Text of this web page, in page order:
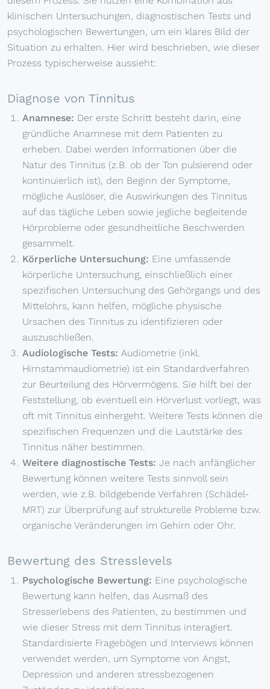
klinischen Untersuchungen, diagnostischen Tests und
psychologischen Bewertungen, um ein klares Bild der
Situation zu erhalten. Hier wird beschrieben, wie dieser
Prozess typischerweise aussieht:
Diagnose von Tinnitus
Anamnese: Der erste Schritt besteht darin, eine
gründliche Anamnese mit dem Patienten zu
erheben. Dabei werden Informationen über die
Natur des Tinnitus (z.B. ob der Ton pulsierend oder
kontinuierlich ist), den Beginn der Symptome,
mögliche Auslöser, die Auswirkungen des Tinnitus
auf das tägliche Leben sowie jegliche begleitende
Hörprobleme oder gesundheitliche Beschwerden
gesammelt.
Körperliche Untersuchung: Eine umfassende
körperliche Untersuchung, einschließlich einer
spezifischen Untersuchung des Gehörgangs und des
Mittelohrs, kann helfen, mögliche physische
Ursachen des Tinnitus zu identifizieren oder
auszuschließen.
Audiologische Tests: Audiometrie (inkl.
Hirnstammaudiometrie) ist ein Standardverfahren
zur Beurteilung des Hörvermögens. Sie hilft bei der
Feststellung, ob eventuell ein Hörverlust vorliegt, was
oft mit Tinnitus einhergeht. Weitere Tests können die
spezifischen Frequenzen und die Lautstärke des
Tinnitus näher bestimmen.
Weitere diagnostische Tests: Je nach anfänglicher
Bewertung können weitere Tests sinnvoll sein
werden, wie z.B. bildgebende Verfahren (Schädel-
MRT) zur Überprüfung auf strukturelle Probleme bzw.
organische Veränderungen im Gehirn oder Ohr.
Bewertung des Stresslevels
Psychologische Bewertung: Eine psychologische
Bewertung kann helfen, das Ausmaß des
Stresserlebens des Patienten, zu bestimmen und
wie dieser Stress mit dem Tinnitus interagiert.
Standardisierte Fragebögen und Interviews können
verwendet werden, um Symptome von Angst,
Depression und anderen stressbezogenen